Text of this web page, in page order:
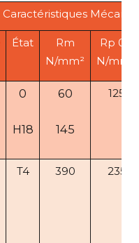
Caractéristiques
État
Rm
N/mm²
Rp 0.2
N/mm2
0
H18
60
145
125
T4 390 235